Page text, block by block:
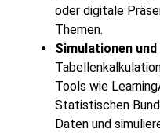
oder digitale
Themen.
Simulationen
Tools wie
Statistischen
Daten und